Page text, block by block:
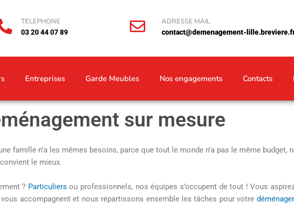
TELEPHONE
03 20 44 07 89
ADRESSE MAIL
contact@demenagement-
Entreprises Garde Meubles Nos engagements Contacts
sur mesure
famille n’a les mêmes besoins, parce que tout le monde n’a pas le même budget,
le mieux.
? Particuliers ou professionnels, nos équipes s’occupent de tout ! Vous
accompagnent et nous répartissons ensemble les tâches pour votre